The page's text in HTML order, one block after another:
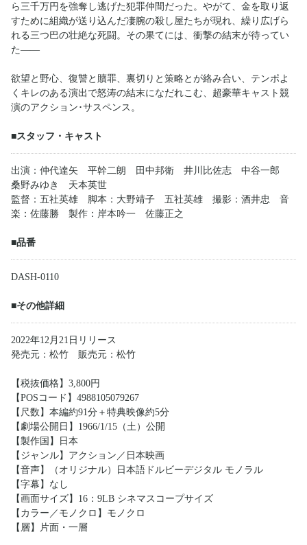
ら三千万円を強奪し逃げた犯罪仲間だった。やがて、金を取り返
すために組織が送り込んだ凄腕の殺し屋たちが現れ、繰り広げら
れる三つ巴の壮絶な死闘。その果てには、衝撃の結末が待ってい
た――
欲望と野心、復讐と贖罪、裏切りと策略とが絡み合い、テンポよ
くキレのある演出で怒涛の結末になだれこむ、超豪華キャスト競
演のアクション･サスペンス。
■スタッフ・キャスト
出演：仲代達矢 平幹二朗 田中邦衛 井川比佐志 中谷一郎
桑野みゆき 天本英世
監督：五社英雄 脚本：大野靖子 五社英雄 撮影：酒井忠 音
楽：佐藤勝 製作：岸本吟一 佐藤正之
■品番
DASH-0110
■その他詳細
2022年12月21日リリース
発売元：松竹 販売元：松竹
【税抜価格】3,800円
【POSコード】4988105079267
【尺数】本編約91分＋特典映像約5分
【劇場公開日】1966/1/15（土）公開
【製作国】日本
【ジャンル】アクション／日本映画
【音声】（オリジナル）日本語ドルビーデジタル モノラル
【字幕】なし
【画面サイズ】16：9LB シネマスコープサイズ
【カラー／モノクロ】モノクロ
【層】片面・一層